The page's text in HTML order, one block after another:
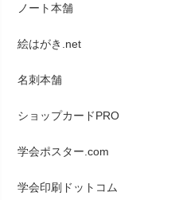
ノート本舗
絵はがき.net
名刺本舗
ショップカードPRO
学会ポスター.com
学会印刷ドットコム